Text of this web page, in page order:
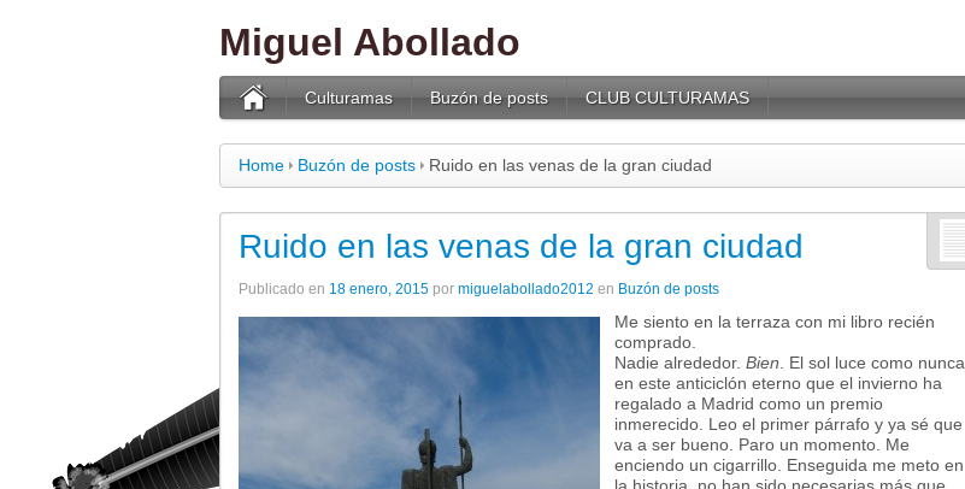
Miguel Abollado
Culturamas Buzón de posts CLUB CULTURAMAS
Home Buzón de posts Ruido en las venas de la gran ciudad
Ruido en las venas de la gran ciudad
Publicado en 18 enero, 2015 por miguelabollado2012 en Buzón de posts
Me siento en la terraza con mi libro recién
comprado.
Nadie alrededor. Bien . El sol luce como nunca
en este anticiclón eterno que el invierno ha
regalado a Madrid como un premio
inmerecido. Leo el primer párrafo y ya sé que
va a ser bueno. Paro un momento. Me
enciendo un cigarrillo. Enseguida me meto en